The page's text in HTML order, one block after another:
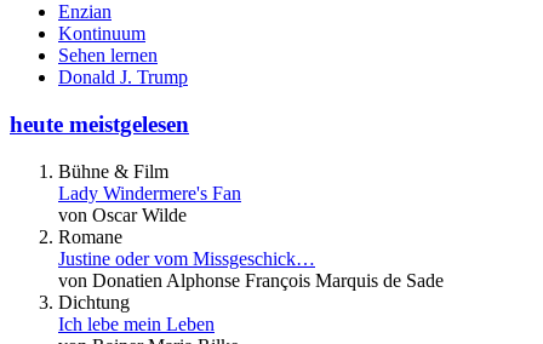
Enzian
Kontinuum
Sehen lernen
Donald J. Trump
heute meistgelesen
Bühne & Film
Lady Windermere's Fan
von Oscar Wilde
Romane
Justine oder vom Missgeschick…
von Donatien Alphonse François Marquis de Sade
Dichtung
Ich lebe mein Leben